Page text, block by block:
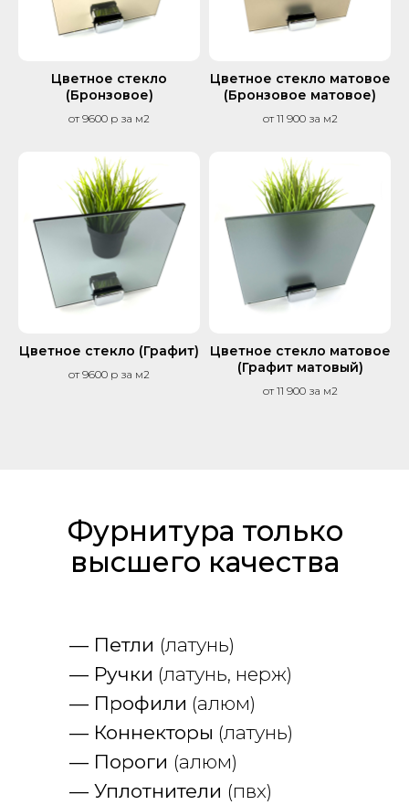
Цветное стекло
(Бронзовое)
от 9600 р за м2
Цветное стекло матовое
(Бронзовое матовое)
от 11 900 за м2
Цветное стекло (Графит)
от 9600 р за м2
Цветное стекло матовое
(Графит матовый)
от 11 900 за м2
— Петли (латунь)
— Ручки (латунь, нерж)
— Профили (алюм)
— Коннекторы (латунь)
— Пороги (алюм)
— Уплотнители (пвх)
Фурнитура только
высшего качества